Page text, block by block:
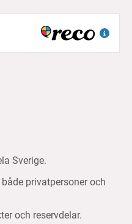
Sverige.
privatpersoner och
och reservdelar.